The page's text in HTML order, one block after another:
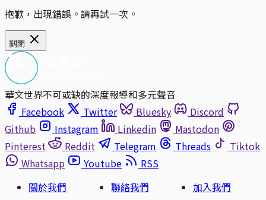
抱歉，出現錯誤。請再試一次。
關閉
華文世界不可或缺的深度報導和多元聲音
Facebook
Twitter Bluesky
Discord
Github
Instagram Linkedin
Mastodon
Pinterest
Reddit Telegram Threads
Tiktok
Whatsapp
Youtube
RSS
關於我們
聯絡我們
加入我們